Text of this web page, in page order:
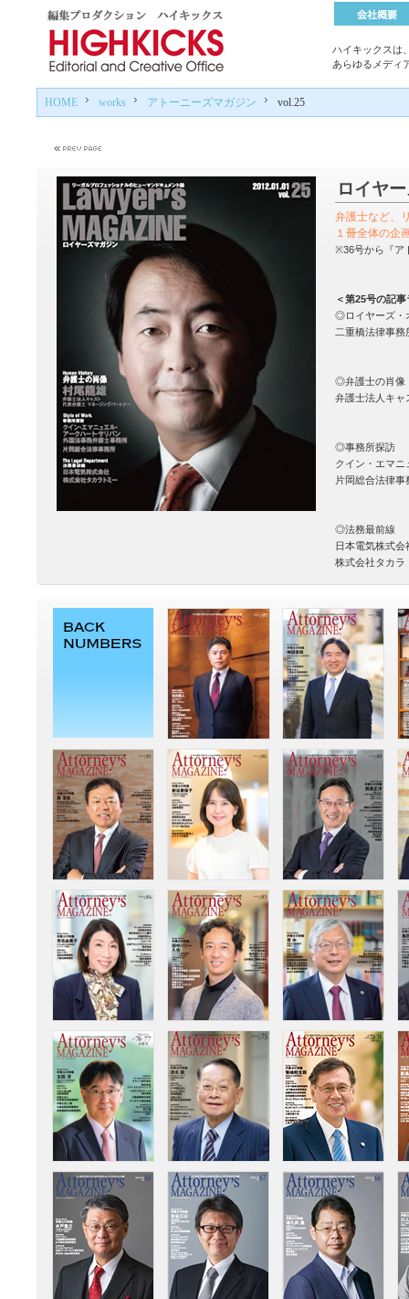
ハイキックスは
あらゆるメディ
HOME works アトーニーズマガジン vol.25
ロイヤ
弁護士など、
１冊全体の企
※36号から『ア
＜第25号の記
◎ロイヤーズ・
二重橋法律事
◎弁護士の肖像
弁護士法人キ
◎事務所探訪
クイン・エマ
片岡総合法律事
◎法務最前線
日本電気株式会
株式会社タカラ